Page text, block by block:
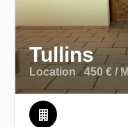
Tullins
Location 450 € /